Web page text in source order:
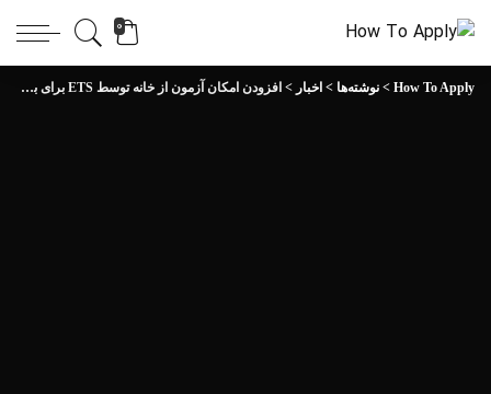
0
How To Apply
> نوشته‌ها > اخبار > افزودن امکان آزمون از خانه توسط ETS برای بسیاری از کشورها